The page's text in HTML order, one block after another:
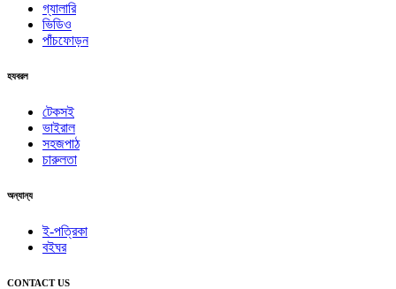
গ্যালারি
ভিডিও
পাঁচফোড়ন
হযবরল
টেকসই
ভাইরাল
সহজপাঠ
চারুলতা
অন্যান্য
ই-পত্রিকা
বইঘর
CONTACT US